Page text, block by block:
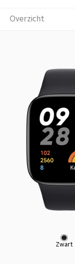
Overzicht
Zwart